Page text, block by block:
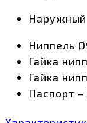
Ниппель
Гайка
Гайка
Паспорт –